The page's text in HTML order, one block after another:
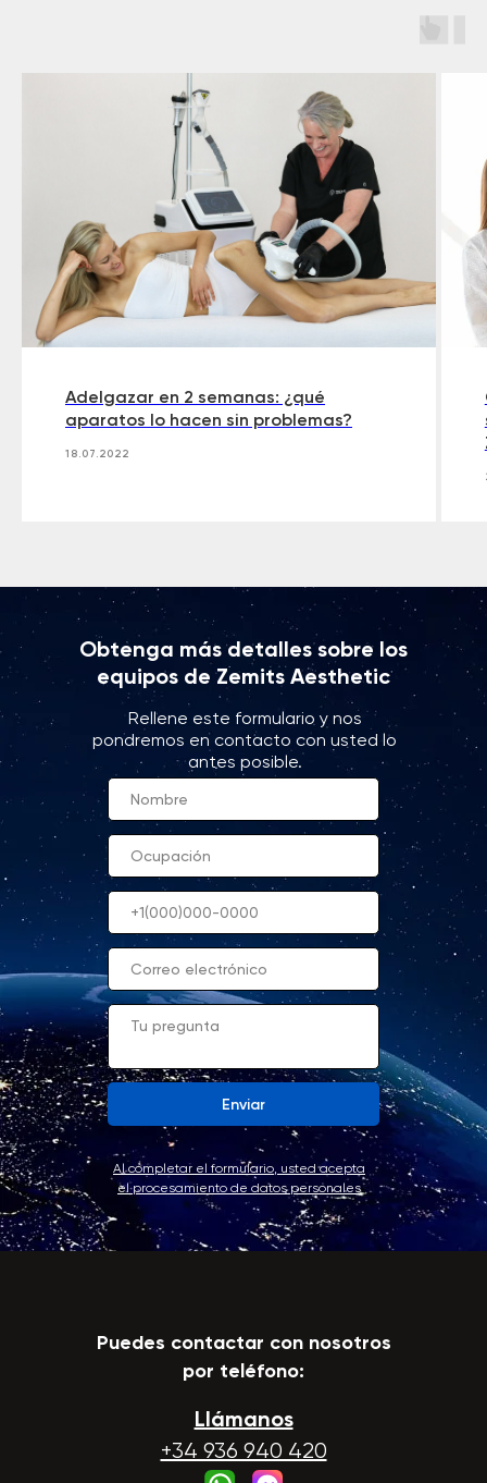
Adelgazar en 2 semanas: ¿qué
aparatos lo hacen sin problemas?
18.07.2022
Obtenga más detalles sobre los
equipos de Zemits Aesthetic
Enviar
Rellene este formulario y nos
pondremos en contacto con usted lo
antes posible.
Al completar el formulario, usted acepta
el procesamiento de datos personales
Llámanos
+34 936 940 420
Puedes contactar con nosotros
por teléfono: